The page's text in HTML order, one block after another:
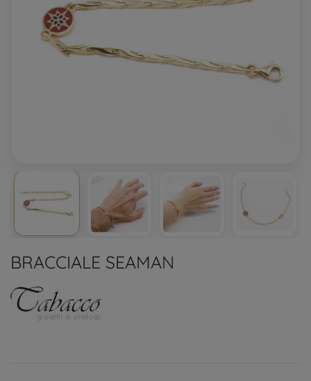
BRACCIALE SEAMAN